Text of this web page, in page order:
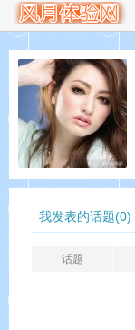
我发表的话题(0)
话题